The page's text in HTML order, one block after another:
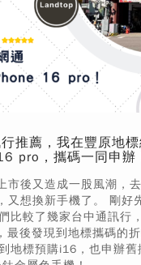
推薦，我在豐原地
pro，攜碼一同申辦
市後又造成一股風潮，
又想換新手機了。 剛好
比較了幾家台中通訊行
最後發現到地標攜碼的
地標預購i16，也申辦舊